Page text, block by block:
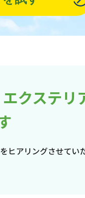
クステリ
ヒアリングさせてい